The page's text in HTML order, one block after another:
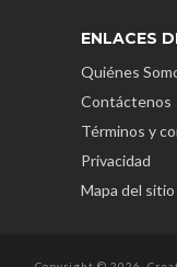
ENLACES
Quiénes
Contáctenos
Términos y
Privacidad
Mapa del sitio